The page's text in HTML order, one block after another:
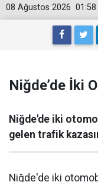
01:58
08 Ağustos 2026
Niğde’de İki
Niğde'de iki
gelen trafik
Niğde'de iki